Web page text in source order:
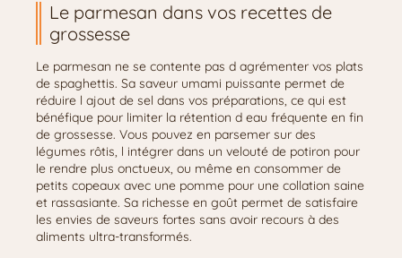
Le parmesan dans vos recettes de
grossesse
Le parmesan ne se contente pas d agrémenter vos plats
de spaghettis. Sa saveur umami puissante permet de
réduire l ajout de sel dans vos préparations, ce qui est
bénéfique pour limiter la rétention d eau fréquente en fin
de grossesse. Vous pouvez en parsemer sur des
légumes rôtis, l intégrer dans un velouté de potiron pour
le rendre plus onctueux, ou même en consommer de
petits copeaux avec une pomme pour une collation saine
et rassasiante. Sa richesse en goût permet de satisfaire
les envies de saveurs fortes sans avoir recours à des
aliments ultra-transformés.